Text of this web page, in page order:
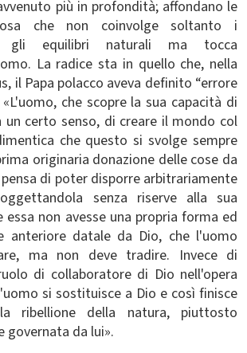
più in profondità; affondano le
che non coinvolge soltanto i
gli equilibri naturali ma tocca
La radice sta in quello che, nella
, il Papa polacco aveva definito “errore
che scopre la sua capacità di
certo senso, di creare il mondo col
che questo si svolge sempre
originaria donazione delle cose da
di poter disporre arbitrariamente
senza riserve alla sua
non avesse una propria forma ed
anteriore datale da Dio, che l'uomo
ma non deve tradire. Invece di
di collaboratore di Dio nell'opera
si sostituisce a Dio e così finisce
ribellione della natura, piuttosto
governata da lui».